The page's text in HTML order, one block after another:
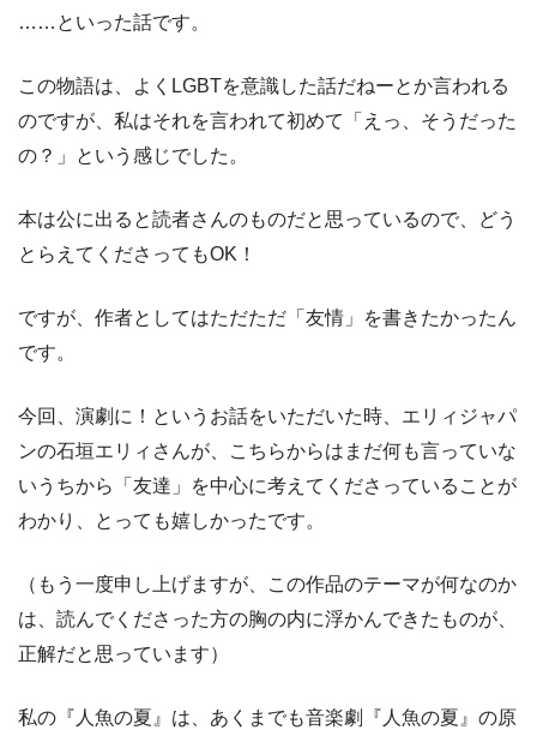
……といった話です。
この物語は、よくLGBTを意識した話だねーとか言われる
のですが、私はそれを言われて初めて「えっ、そうだった
の？」という感じでした。
本は公に出ると読者さんのものだと思っているので、どう
とらえてくださってもOK！
ですが、作者としてはただただ「友情」を書きたかったん
です。
今回、演劇に！というお話をいただいた時、エリィジャパ
ンの石垣エリィさんが、こちらからはまだ何も言っていな
いうちから「友達」を中心に考えてくださっていることが
わかり、とっても嬉しかったです。
（もう一度申し上げますが、この作品のテーマが何なのか
は、読んでくださった方の胸の内に浮かんできたものが、
正解だと思っています）
私の『人魚の夏』は、あくまでも音楽劇『人魚の夏』の原